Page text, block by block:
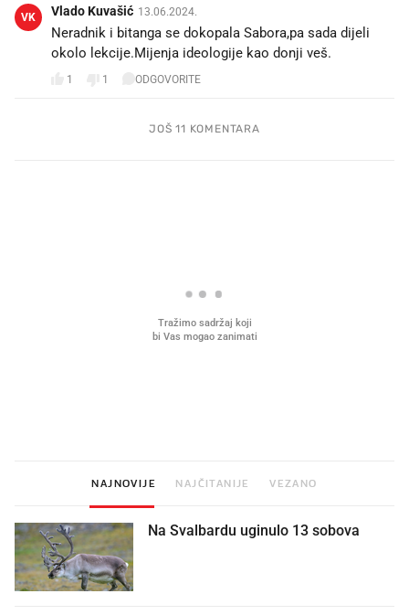
VK Vlado Kuvašić 13.06.2024.
Neradnik i bitanga se dokopala Sabora,pa sada dijeli
okolo lekcije.Mijenja ideologije kao donji veš.
1 1 ODGOVORITE
JOŠ 11 KOMENTARA
NAJNOVIJE NAJČITANIJE VEZANO
Na Svalbardu uginulo 13 sobova